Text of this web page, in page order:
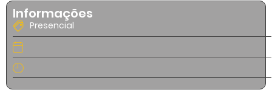
Informações
Presencial